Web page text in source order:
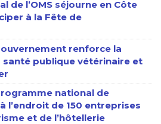
de l’OMS séjourne en Côte
à la Fête de
renforce la
santé publique vétérinaire et
national de
l’endroit de 150 entreprises
et de l’hôtellerie